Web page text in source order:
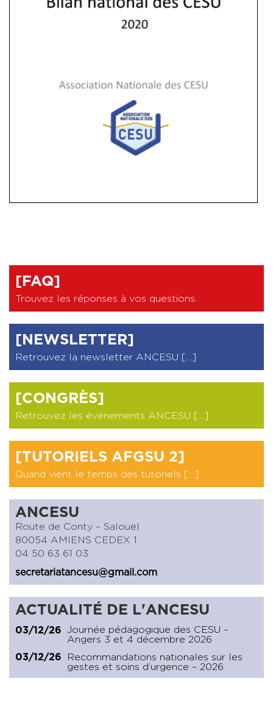
[FAQ]
Trouvez les réponses à vos questions
[NEWSLETTER]
Retrouvez la newsletter ANCESU […]
[CONGRÈS]
Retrouvez les événements ANCESU […]
[TUTORIELS AFGSU 2]
Quand vient le temps des tutoriels […]
ANCESU
Route de Conty – Salouël
80054 AMIENS CEDEX 1
04 50 63 61 03
secretariatancesu@gmail.com
ACTUALITÉ DE L'ANCESU
03/12/26
Journée pédagogique des CESU –
Angers 3 et 4 décembre 2026
03/12/26
Recommandations nationales sur les
gestes et soins d’urgence – 2026